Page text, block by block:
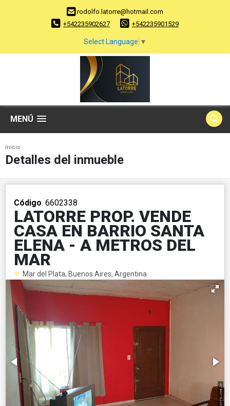
rodolfo.latorre@hotmail.com
+542235902627
+542235901529
Select Language ▼
MENÚ
Inicio
Detalles del inmueble
Código. 6602338
LATORRE PROP. VENDE
CASA EN BARRIO SANTA
ELENA - A METROS DEL
MAR
Mar del Plata, Buenos Aires, Argentina